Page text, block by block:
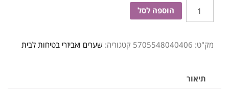
כמות
של
בטיחות
אוטומטי
אנה
הוספה לסל
מק"ט: 5705548040406 קטגוריה: שערים ואביזרי בטיחות לבית
תיאור